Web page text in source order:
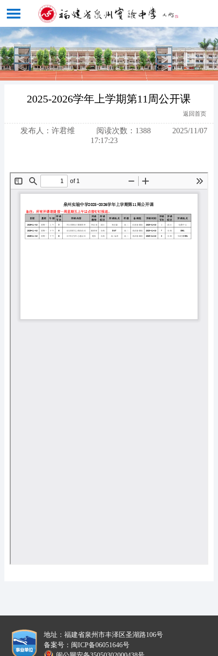
2025-2026学年上学期第11周公开课
返回首页
发布人：许君维 阅读次数：1388
2025/11/07
17:17:23
地址：福建省泉州市丰泽区圣湖路106号
备案号：闽ICP备06051646号